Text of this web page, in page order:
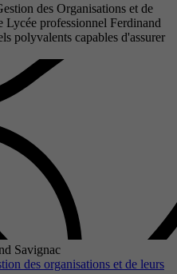
des Organisations et de
Lycée professionnel Ferdinand
polyvalents capables d'assurer
Savignac
des organisations et de leurs